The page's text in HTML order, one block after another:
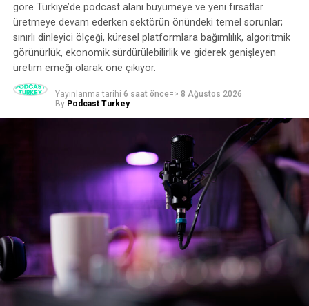
göre Türkiye’de podcast alanı büyümeye ve yeni fırsatlar
üretmeye devam ederken sektörün önündeki temel sorunlar;
sınırlı dinleyici ölçeği, küresel platformlara bağımlılık, algoritmik
görünürlük, ekonomik sürdürülebilirlik ve giderek genişleyen
üretim emeği olarak öne çıkıyor.
Yayınlanma tarihi 6 saat önce=> 8 Ağustos 2026
By Podcast Turkey